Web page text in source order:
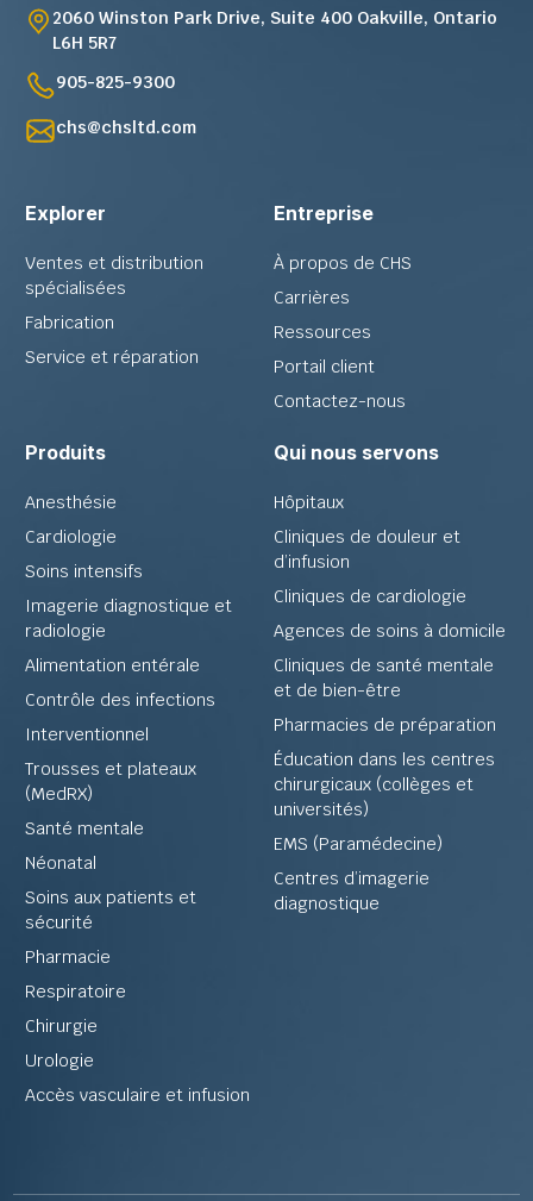
2060 Winston Park Drive, Suite 400 Oakville, Ontario
L6H 5R7
905-825-9300
chs@chsltd.com
Explorer
Ventes et distribution
spécialisées
Fabrication
Service et réparation
Entreprise
À propos de CHS
Carrières
Ressources
Portail client
Contactez-nous
Produits
Anesthésie
Cardiologie
Soins intensifs
Imagerie diagnostique et
radiologie
Alimentation entérale
Contrôle des infections
Interventionnel
Trousses et plateaux
(MedRX)
Santé mentale
Néonatal
Soins aux patients et
sécurité
Pharmacie
Respiratoire
Chirurgie
Urologie
Accès vasculaire et infusion
Qui nous servons
Hôpitaux
Cliniques de douleur et
d’infusion
Cliniques de cardiologie
Agences de soins à domicile
Cliniques de santé mentale
et de bien-être
Pharmacies de préparation
Éducation dans les centres
chirurgicaux (collèges et
universités)
EMS (Paramédecine)
Centres d’imagerie
diagnostique